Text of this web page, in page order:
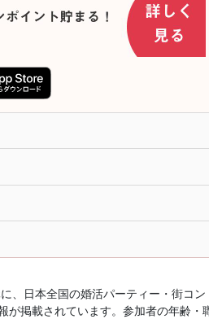
、日本全国の婚活パーティー・街コ
掲載されています。参加者の年齢